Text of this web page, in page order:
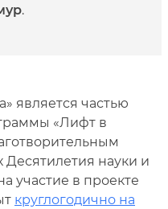
.
является частью
«Лифт в
науки и
участие в проекте
круглогодично на